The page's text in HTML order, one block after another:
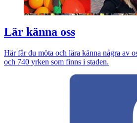
Lär känna oss
Här får du möta och lära känna några av
och 740 yrken som finns i staden.